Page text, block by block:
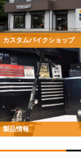
カスタムバイクショップ
製品情報